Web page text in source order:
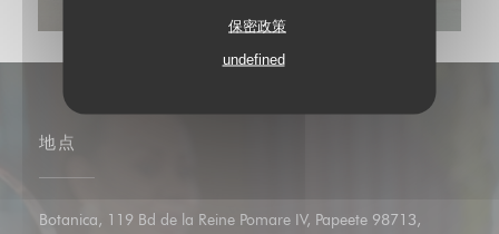
保密政策
undefined
地点
Botanica, 119 Bd de la Reine Pomare IV, Papeete 98713,